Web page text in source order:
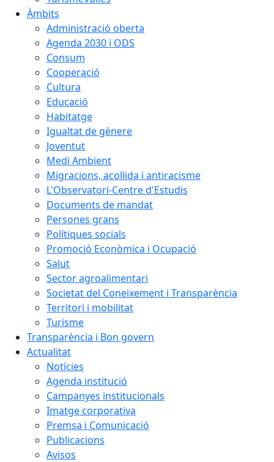
Àmbits
Administració oberta
Agenda 2030 i ODS
Consum
Cooperació
Cultura
Educació
Habitatge
Igualtat de gènere
Joventut
Medi Ambient
Migracions, acollida i antiracisme
L'Observatori-Centre d'Estudis
Documents de mandat
Persones grans
Polítiques socials
Promoció Econòmica i Ocupació
Salut
Sector agroalimentari
Societat del Coneixement i Transparència
Territori i mobilitat
Turisme
Transparència i Bon govern
Actualitat
Notícies
Agenda institució
Campanyes institucionals
Imatge corporativa
Premsa i Comunicació
Publicacions
Avisos